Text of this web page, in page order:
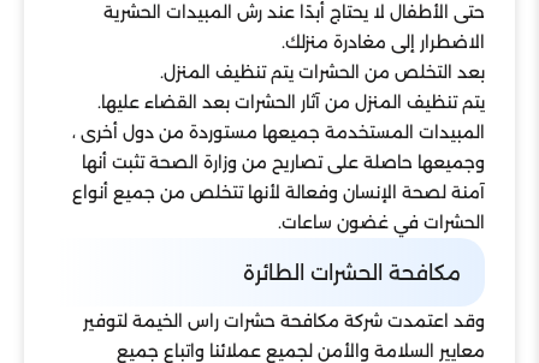
حتى الأطفال لا يحتاج أبدًا عند رش المبيدات الحشرية
الاضطرار إلى مغادرة منزلك.
بعد التخلص من الحشرات يتم تنظيف المنزل.
يتم تنظيف المنزل من آثار الحشرات بعد القضاء عليها.
المبيدات المستخدمة جميعها مستوردة من دول أخرى ،
وجميعها حاصلة على تصاريح من وزارة الصحة تثبت أنها
آمنة لصحة الإنسان وفعالة لأنها تتخلص من جميع أنواع
الحشرات في غضون ساعات.
مكافحة الحشرات الطائرة
وقد اعتمدت شركة مكافحة حشرات راس الخيمة لتوفير
معايير السلامة والأمن لجميع عملائنا واتباع جميع